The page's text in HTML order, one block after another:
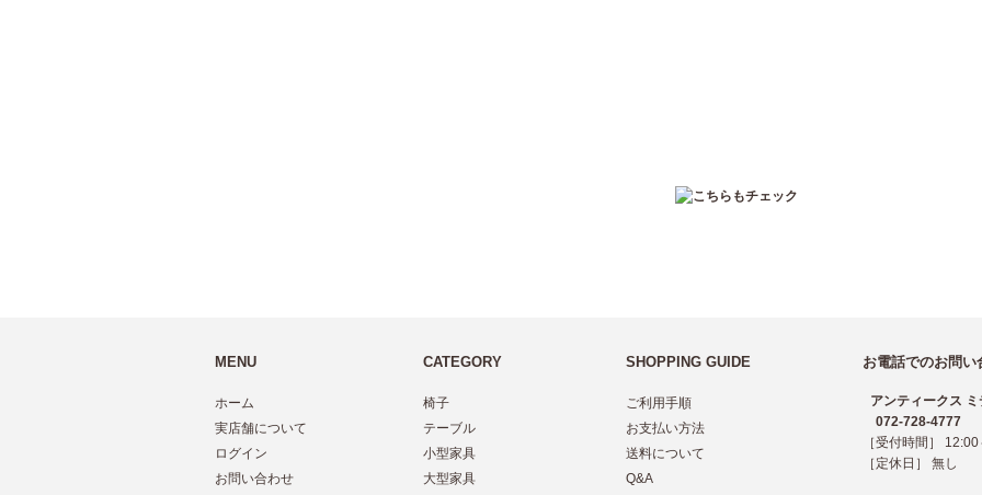
MENU
ホーム
実店舗について
ログイン
お問い合わせ
CATEGORY
椅子
テーブル
小型家具
大型家具
SHOPPING GUIDE
ご利用手順
お支払い方法
送料について
Q&A
お電話でのお問い
アンティークス ミ
072-728-4777
［受付時間］
［定休日］ 無し